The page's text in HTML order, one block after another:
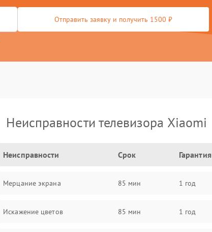
Отправить заявку и получить 1500 ₽
Неисправности телевизора Xiaomi
Неисправности Срок Гарантия
Мерцание экрана 85 мин 1 год
Искажение цветов 85 мин 1 год